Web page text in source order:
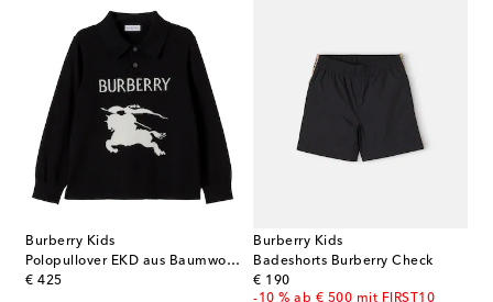
Burberry Kids
Polopullover EKD aus Baumwoll-Jacquard
€ 425
original price
Burberry Kids
Badeshorts Burberry Check
€ 190
original price
-10 % ab € 500 mit FIRST10